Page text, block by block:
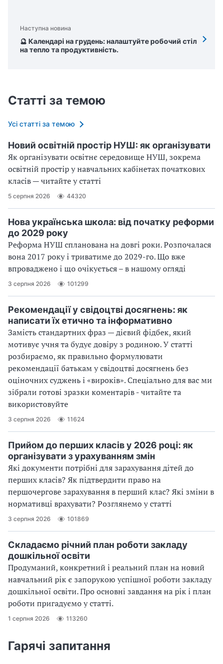
Наступна новина
🔮 Календарі на грудень: налаштуйте робочий стіл
на тепло та продуктивність.
Статті за темою
Усі статті за темою
Новий освітній простір НУШ: як організувати
Як організувати освітнє середовище НУШ, зокрема
освітній простір у навчальних кабінетах початкових
класів — читайте у статті
5 серпня 2026 44320
Нова українська школа: від початку реформи
до 2029 року
Реформа НУШ спланована на довгі роки. Розпочалася
вона 2017 року і триватиме до 2029-го. Що вже
впроваджено і що очікується – в нашому огляді
3 серпня 2026 101299
Рекомендації у свідоцтві досягнень: як
написати їх етично та інформативно
Замість стандартних фраз — дієвий фідбек, який
мотивує учня та будує довіру з родиною. У статті
розбираємо, як правильно формулювати
рекомендації батькам у свідоцтві досягнень без
оціночних суджень і «вироків». Спеціально для вас ми
зібрали готові зразки коментарів - читайте та
використовуйте
3 серпня 2026 11624
Прийом до перших класів у 2026 році: як
організувати з урахуванням змін
Які документи потрібні для зарахування дітей до
перших класів? Як підтвердити право на
першочергове зарахування в перший клас? Які зміни в
нормативці врахувати? Розглянемо у статті
3 серпня 2026 101869
Складаємо річний план роботи закладу
дошкільної освіти
Продуманий, конкретний і реальний план на новий
навчальний рік є запорукою успішної роботи закладу
дошкільної освіти. Про основні завдання на рік і план
роботи пригадуємо у статті.
1 серпня 2026 113260
Гарячі запитання